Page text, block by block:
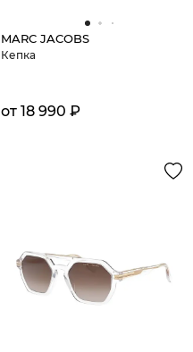
MARC JACOBS
Кепка
от 18 990 ₽